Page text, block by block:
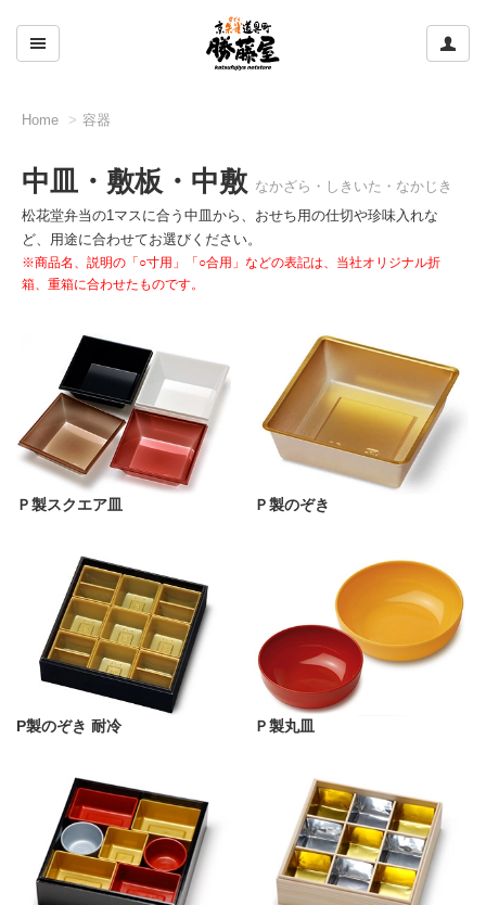
ここをクリックして左のメニューを開閉する
Home 容器
中皿・敷板・中敷 なかざら・しきいた・なかじき
松花堂弁当の1マスに合う中皿から、おせち用の仕切や珍味入れな
ど、用途に合わせてお選びください。
商品名、説明の「○寸用」「○合用」などの表記は、当社オリジナル折
箱、重箱に合わせたものです。
Ｐ製スクエア皿 Ｐ製のぞき
P製のぞき 耐冷 Ｐ製丸皿